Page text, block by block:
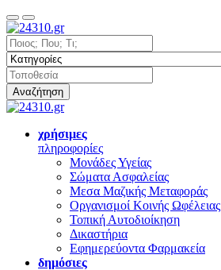
Αναζήτηση
χρήσιμες
πληροφορίες
Μονάδες Υγείας
Σώματα Ασφαλείας
Μεσα Μαζικής Μεταφοράς
Οργανισμοί Κοινής Ωφέλειας
Τοπική Αυτοδιοίκηση
Δικαστήρια
Εφημερεύοντα Φαρμακεία
δημόσιες